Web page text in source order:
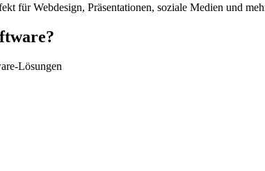
für Webdesign, Präsentationen, soziale Medien und
Lösungen